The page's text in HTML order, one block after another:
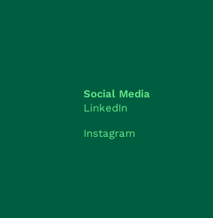
Social Media
LinkedIn
Instagram